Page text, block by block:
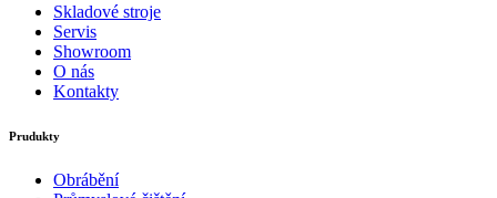
Skladové stroje
Servis
Showroom
O nás
Kontakty
Prudukty
Obrábění